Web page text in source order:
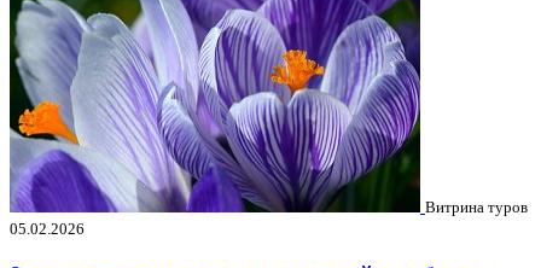
Витрина туров
05.02.2026